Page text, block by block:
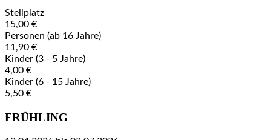
Stellplatz
15,00 €
Personen (ab 16 Jahre)
11,90 €
Kinder (3 - 5 Jahre)
4,00 €
Kinder (6 - 15 Jahre)
5,50 €
FRÜHLING